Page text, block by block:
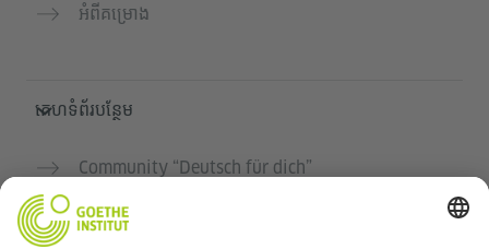
អំពីគម្រោង
គេហទំព័របន្ថែម
Community “Deutsch für dich”
វគ្គសិក្សាភាសាអាល្លឺម៉ង់របស់ Goethe-Institut